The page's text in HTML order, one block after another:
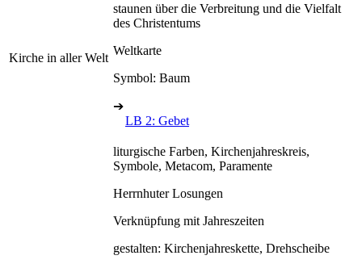
Kirche in aller Welt
staunen über die Verbreitung und die Vielfalt
des Christentums
Weltkarte
Symbol: Baum
➔
LB 2: Gebet
liturgische Farben, Kirchenjahreskreis,
Symbole, Metacom, Paramente
Herrnhuter Losungen
Verknüpfung mit Jahreszeiten
gestalten: Kirchenjahreskette, Drehscheibe